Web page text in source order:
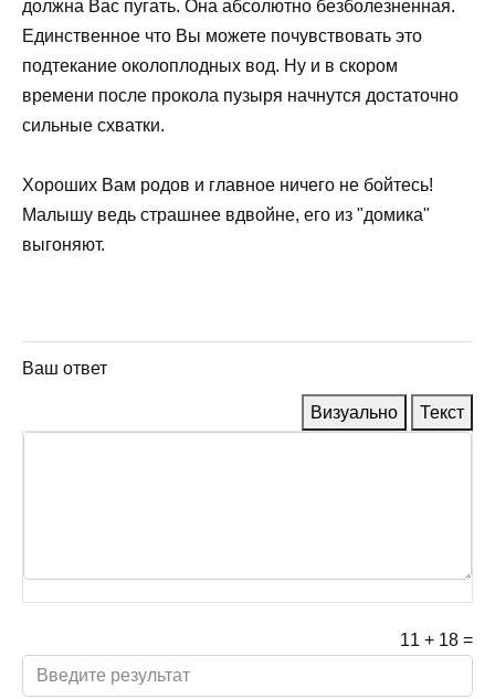
должна Вас пугать. Она абсолютно безболезненная.
Единственное что Вы можете почувствовать это
подтекание околоплодных вод. Ну и в скором
времени после прокола пузыря начнутся достаточно
сильные схватки.
Хороших Вам родов и главное ничего не бойтесь!
Малышу ведь страшнее вдвойне, его из "домика"
выгоняют.
Ваш ответ
Визуально Текст
11 + 18 =